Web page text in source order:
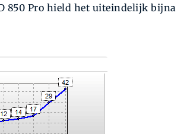
850 Pro hield het uiteindelijk bijna